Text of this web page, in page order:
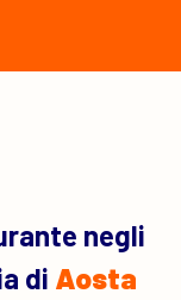
negli
di Aosta